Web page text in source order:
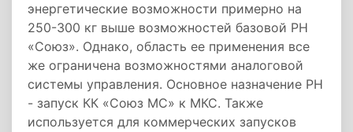
энергетические возможности примерно на
250-300 кг выше возможностей базовой РН
«Союз». Однако, область ее применения все
же ограничена возможностями аналоговой
системы управления. Основное назначение РН
- запуск КК «Союз МС» к МКС. Также
используется для коммерческих запусков